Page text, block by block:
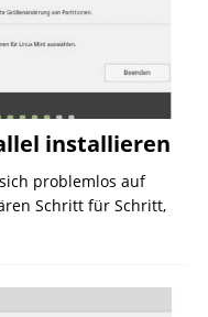
installieren
problemlos auf
Schritt für Schritt,